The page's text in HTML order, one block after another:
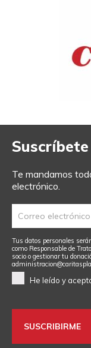
Te mandamos
electrónico.
Tus datos personales
como Responsable de
socio o gestionar tu
He leído y